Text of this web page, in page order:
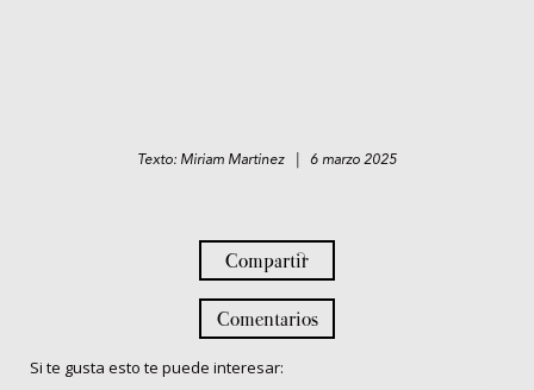
Texto: Miriam Martinez | 6 marzo 2025
Compartir
Comentarios
Si te gusta esto te puede interesar: